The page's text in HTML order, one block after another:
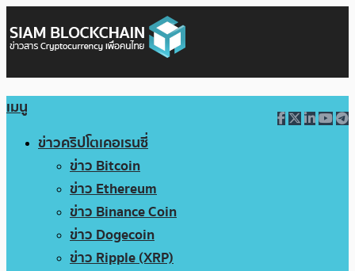
เมนู
ข่าวคริปโตเคอเรนซี่
ข่าว Bitcoin
ข่าว Ethereum
ข่าว Binance Coin
ข่าว Dogecoin
ข่าว Ripple (XRP)